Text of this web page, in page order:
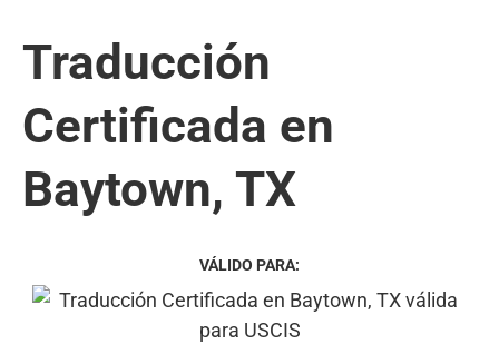
Traducción
Certificada en
Baytown, TX
VÁLIDO PARA: